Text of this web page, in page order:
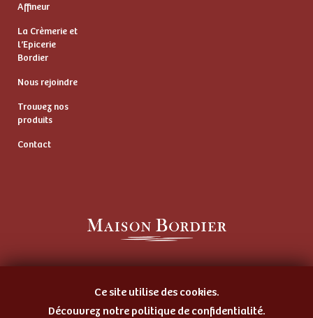
Affineur
La Crèmerie et
l’Epicerie
Bordier
Nous rejoindre
Trouvez nos
produits
Contact
et Fromager Affineur
Ce site utilise des cookies.
Découvrez notre politique de confidentialité.